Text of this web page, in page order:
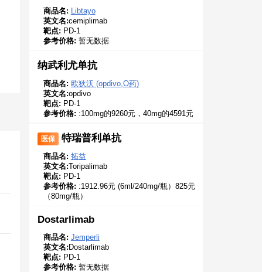
商品名: Libtayo
英文名:cemiplimab
靶点: PD-1
参考价格: 暂无数据
纳武利尤单抗
商品名: 欧狄沃 (opdivo,O药)
英文名:opdivo
靶点: PD-1
参考价格: :100mg的9260元，40mg的4591元
医保 特瑞普利单抗
商品名: 拓益
英文名:Toripalimab
靶点: PD-1
参考价格: :1912.96元 (6ml/240mg/瓶）825元
（80mg/瓶）
Dostarlimab
商品名: Jemperli
英文名:Dostarlimab
靶点: PD-1
参考价格: 暂无数据